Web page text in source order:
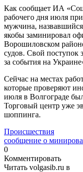
Как сообщает ИА
рабочего дня июля
мужчина,
якобы заминировал
Ворошиловском
судов. Свой поступок
за события на
Сейчас на местах
которые проверяют
июля в Волгограде
Торговый центр уже
шоппинга.
Происшествия
сообщение о
0
Комментировать
Читать volgasib.ru в